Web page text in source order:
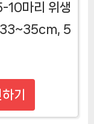
10마리 위생
33~35cm, 5
기